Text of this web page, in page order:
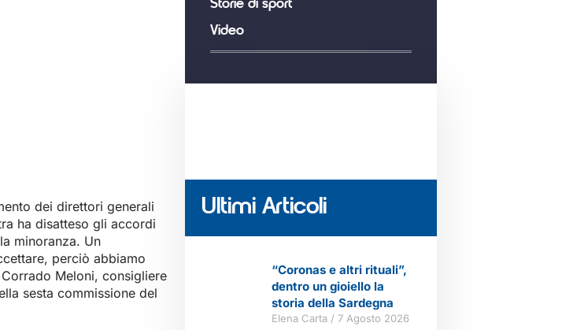
dei direttori generali
ha disatteso gli accordi
minoranza. Un
perciò abbiamo
Meloni, consigliere
sesta commissione del
Storie di sport
Video
Ultimi Articoli
“Coronas e altri rituali”,
dentro un gioiello la
storia della Sardegna
Elena Carta 7 Agosto 2026